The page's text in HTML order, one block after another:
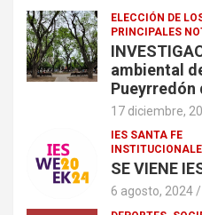
ELECCIÓN DE
PRINCIPALES
ambiental
Pueyrredón
17 diciembre,
IES SANTA FE
SE VIENE
6 agosto, 2024